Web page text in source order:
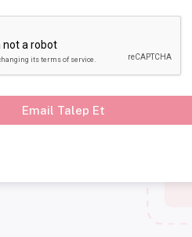
Email Talep Et